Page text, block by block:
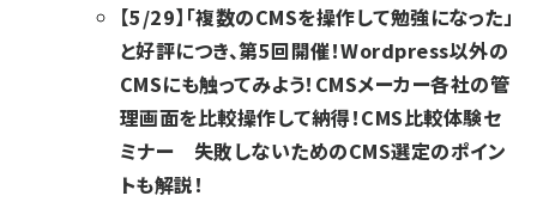
【5/29】「複数のCMSを操作して勉強になった」
と好評につき、第5回開催！Wordpress以外の
CMSにも触ってみよう！CMSメーカー各社の管
理画面を比較操作して納得！CMS比較体験セ
ミナー 失敗しないためのCMS選定のポイン
トも解説！